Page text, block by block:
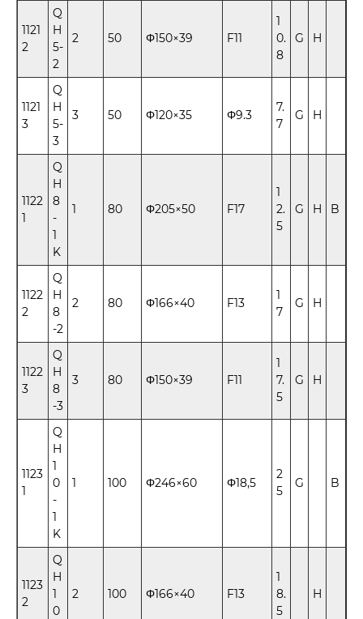
1121
2
Q
H
5-
2
2 50 Φ150×39 F11
1
0.
8
G H
1121
3
Q
H
5-
3
3 50 Φ120×35 Φ9.3
7.
7
G H
1122
1
Q
H
8
-
1
K
1 80 Φ205×50 F17
1
2.
5
G H B
1122
2
Q
H
8
-2
2 80 Φ166×40 F13
1
7
G H
1122
3
Q
H
8
-3
3 80 Φ150×39 F11
1
7.
5
G H
1123
1
Q
H
1
0
-
1
K
1 100 Φ246×60 Φ18,5
2
5
G B
1123
2
Q
H
1
0
2 100 Φ166×40 F13
1
8.
5
H